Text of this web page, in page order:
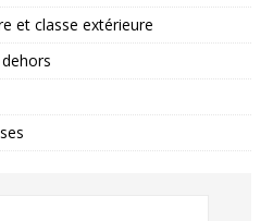
et classe extérieure